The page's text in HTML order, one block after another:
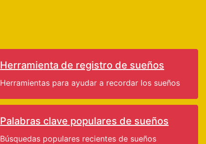
Herramienta de registro de sueños
Herramientas para ayudar a recordar los sueños
Palabras clave populares de sueños
Búsquedas populares recientes de sueños